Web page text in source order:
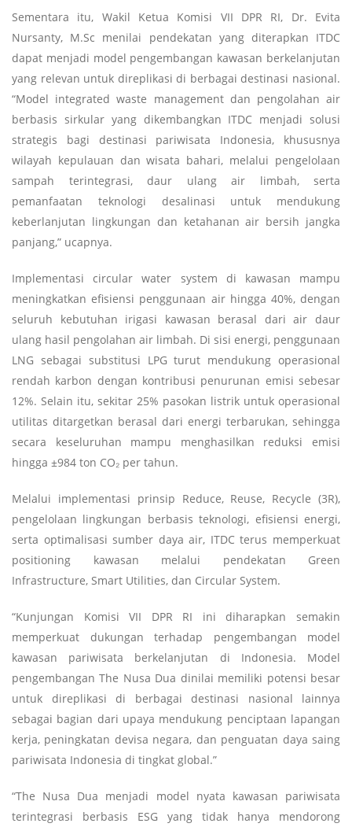
Sementara itu, Wakil Ketua Komisi VII DPR RI, Dr. Evita
Nursanty, M.Sc menilai pendekatan yang diterapkan ITDC
dapat menjadi model pengembangan kawasan berkelanjutan
yang relevan untuk direplikasi di berbagai destinasi nasional.
“Model integrated waste management dan pengolahan air
berbasis sirkular yang dikembangkan ITDC menjadi solusi
strategis bagi destinasi pariwisata Indonesia, khususnya
wilayah kepulauan dan wisata bahari, melalui pengelolaan
sampah terintegrasi, daur ulang air limbah, serta
pemanfaatan teknologi desalinasi untuk mendukung
keberlanjutan lingkungan dan ketahanan air bersih jangka
panjang,” ucapnya.
Implementasi circular water system di kawasan mampu
meningkatkan efisiensi penggunaan air hingga 40%, dengan
seluruh kebutuhan irigasi kawasan berasal dari air daur
ulang hasil pengolahan air limbah. Di sisi energi, penggunaan
LNG sebagai substitusi LPG turut mendukung operasional
rendah karbon dengan kontribusi penurunan emisi sebesar
12%. Selain itu, sekitar 25% pasokan listrik untuk operasional
utilitas ditargetkan berasal dari energi terbarukan, sehingga
secara keseluruhan mampu menghasilkan reduksi emisi
hingga ±984 ton CO₂ per tahun.
Melalui implementasi prinsip Reduce, Reuse, Recycle (3R),
pengelolaan lingkungan berbasis teknologi, efisiensi energi,
serta optimalisasi sumber daya air, ITDC terus memperkuat
positioning kawasan melalui pendekatan Green
Infrastructure, Smart Utilities, dan Circular System.
“Kunjungan Komisi VII DPR RI ini diharapkan semakin
memperkuat dukungan terhadap pengembangan model
kawasan pariwisata berkelanjutan di Indonesia. Model
pengembangan The Nusa Dua dinilai memiliki potensi besar
untuk direplikasi di berbagai destinasi nasional lainnya
sebagai bagian dari upaya mendukung penciptaan lapangan
kerja, peningkatan devisa negara, dan penguatan daya saing
pariwisata Indonesia di tingkat global.”
“The Nusa Dua menjadi model nyata kawasan pariwisata
terintegrasi berbasis ESG yang tidak hanya mendorong